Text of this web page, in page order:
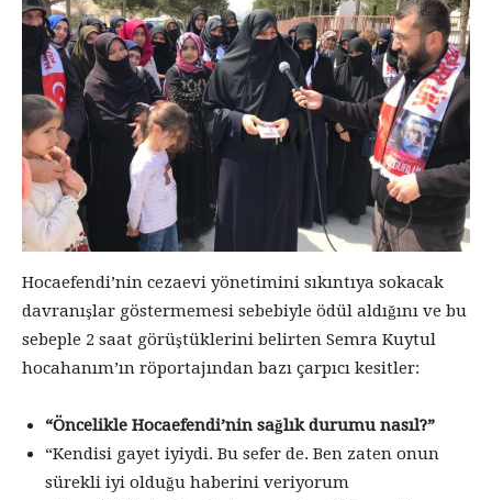
Hocaefendi’nin cezaevi yönetimini sıkıntıya sokacak
davranışlar göstermemesi sebebiyle ödül aldığını ve bu
sebeple 2 saat görüştüklerini belirten Semra Kuytul
hocahanım’ın röportajından bazı çarpıcı kesitler:
“Öncelikle Hocaefendi’nin sağlık durumu nasıl?”
“Kendisi gayet iyiydi. Bu sefer de. Ben zaten onun
sürekli iyi olduğu haberini veriyorum